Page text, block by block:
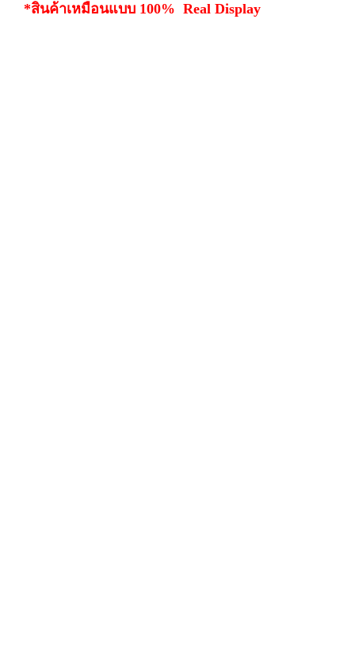
*สินค้าเหมือนแบบ 100% Real Display